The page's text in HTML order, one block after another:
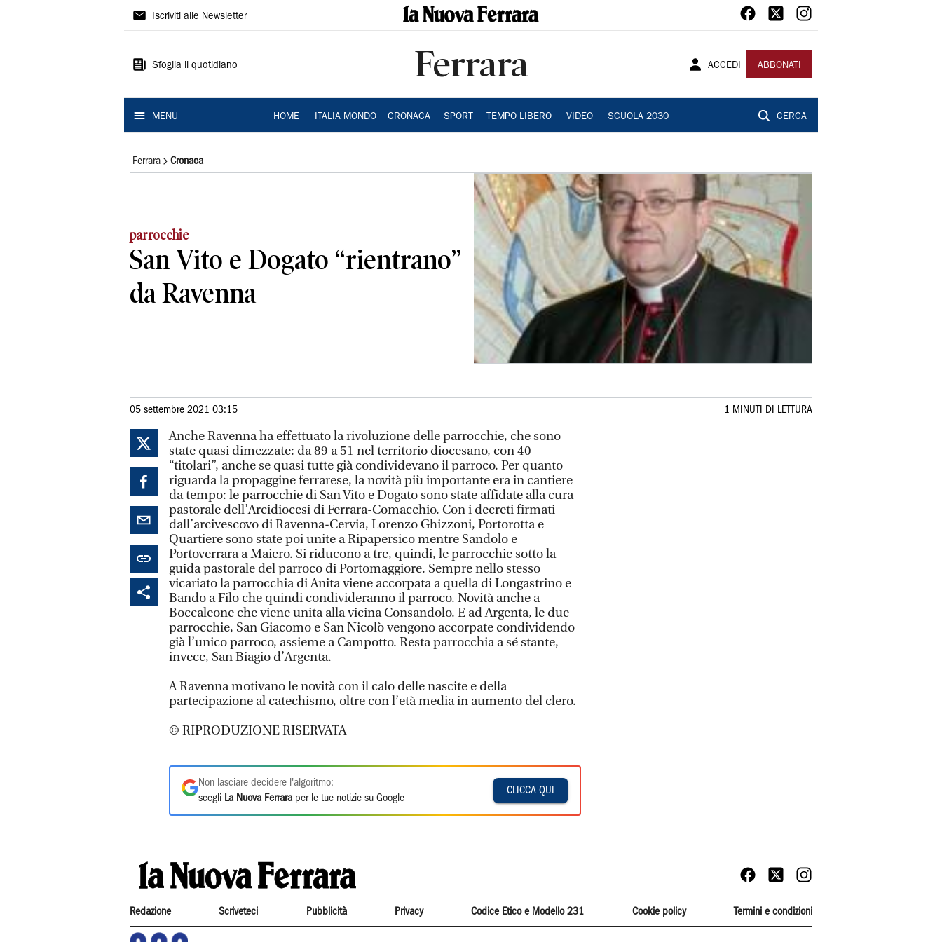
La
Ferrara
Iscriviti alle Newsletter
Sfoglia il quotidiano Ferrara ACCEDI ABBONATI
MENU HOME ITALIA MONDO CRONACA SPORT TEMPO LIBERO VIDEO SCUOLA 2030 CERCA
Ferrara Cronaca
parrocchie
San Vito e Dogato “rientrano”
da Ravenna
05 settembre 2021 03:15 1 MINUTI DI LETTURA
Anche Ravenna ha effettuato la rivoluzione delle parrocchie, che sono
state quasi dimezzate: da 89 a 51 nel territorio diocesano, con 40
“titolari”, anche se quasi tutte già condividevano il parroco. Per quanto
riguarda la propaggine ferrarese, la novità più importante era in cantiere
da tempo: le parrocchie di San Vito e Dogato sono state affidate alla cura
pastorale dell’Arcidiocesi di Ferrara-Comacchio. Con i decreti firmati
dall’arcivescovo di Ravenna-Cervia, Lorenzo Ghizzoni, Portorotta e
Quartiere sono state poi unite a Ripapersico mentre Sandolo e
Portoverrara a Maiero. Si riducono a tre, quindi, le parrocchie sotto la
guida pastorale del parroco di Portomaggiore. Sempre nello stesso
vicariato la parrocchia di Anita viene accorpata a quella di Longastrino e
Bando a Filo che quindi condivideranno il parroco. Novità anche a
Boccaleone che viene unita alla vicina Consandolo. E ad Argenta, le due
parrocchie, San Giacomo e San Nicolò vengono accorpate condividendo
già l’unico parroco, assieme a Campotto. Resta parrocchia a sé stante,
invece, San Biagio d’Argenta.
A Ravenna motivano le novità con il calo delle nascite e della
partecipazione al catechismo, oltre con l’età media in aumento del clero.
© RIPRODUZIONE RISERVATA
Non lasciare decidere l'algoritmo:
scegli La Nuova Ferrara per le tue notizie su Google
CLICCA QUI
Redazione Scriveteci Pubblicità Privacy Codice Etico e Modello 231 Cookie policy Termini e condizioni